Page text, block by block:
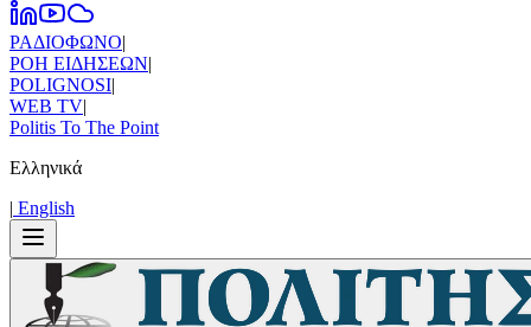
ΡΑΔΙΟΦΩΝΟ|
ΡΟΗ ΕΙΔΗΣΕΩΝ|
POLIGNOSI|
WEB TV|
Politis To The Point
Ελληνικά
| Εnglish